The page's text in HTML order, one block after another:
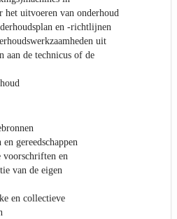
het uitvoeren van onderhoud
en -richtlijnen
uit
aan de technicus of de
gereedschappen
voorschriften en
van de eigen
en collectieve